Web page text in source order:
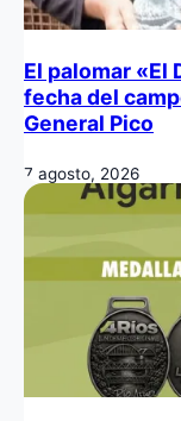
El palomar «El
fecha del
General Pico
7 agosto, 2026